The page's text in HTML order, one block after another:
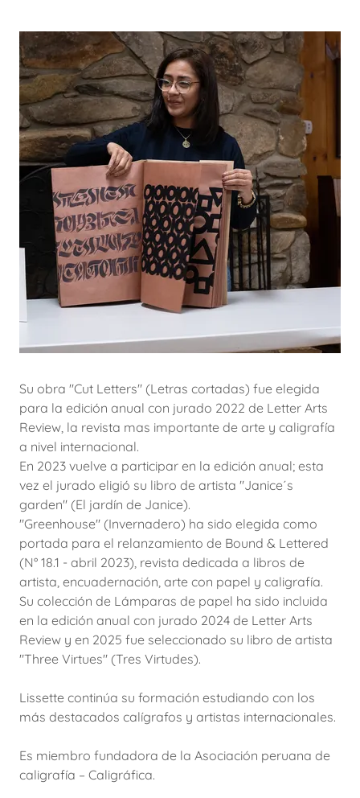
Su obra "Cut Letters" (Letras cortadas) fue elegida
para la edición anual con jurado 2022 de Letter Arts
Review, la revista mas importante de arte y caligrafía
a nivel internacional.
En 2023 vuelve a participar en la edición anual; esta
vez el jurado eligió su libro de artista "Janice´s
garden" (El jardín de Janice).
"Greenhouse" (Invernadero) ha sido elegida como
portada para el relanzamiento de Bound & Lettered
(N° 18.1 - abril 2023), revista dedicada a libros de
artista, encuadernación, arte con papel y caligrafía.
Su colección de Lámparas de papel ha sido incluida
en la edición anual con jurado 2024 de Letter Arts
Review y en 2025 fue seleccionado su libro de artista
"Three Virtues" (Tres Virtudes).
Lissette continúa su formación estudiando con los
más destacados calígrafos y artistas internacionales.
Es miembro fundadora de la Asociación peruana de
caligrafía – Caligráfica.